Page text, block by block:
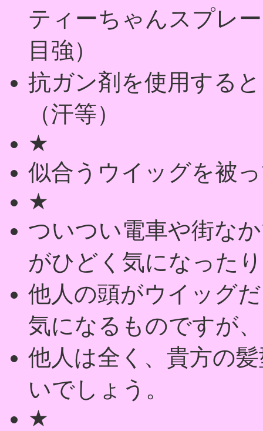
ティーちゃんスプレ
目強）
抗ガン剤を使用する
（汗等）
★
似合うウイッグを被
★
ついつい電車や街な
がひどく気になった
他人の頭がウイッグ
気になるものですが、
他人は全く、貴方の
いでしょう。
★